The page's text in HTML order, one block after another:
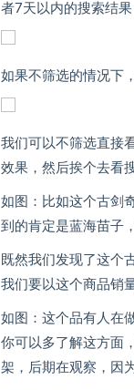
者7天以内的搜索结果
如果不筛选的情况下
我们可以不筛选直接
效果，然后挨个去看
如图：比如这个古剑
到的肯定是蓝海苗子
既然我们发现了这个
我们要以这个商品销
如图：这个品有人在
你可以多了解这方面
架，后期在观察，因